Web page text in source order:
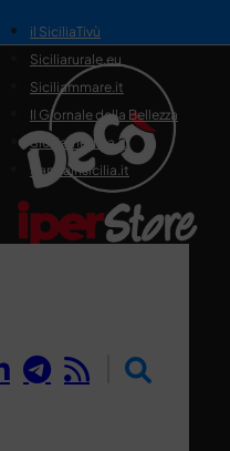
il SiciliaTivù
Siciliarurale.eu
Siciliammare.it
Il Giornale della Bellezza
Siciliamedica.it
Sanitainsicilia.it